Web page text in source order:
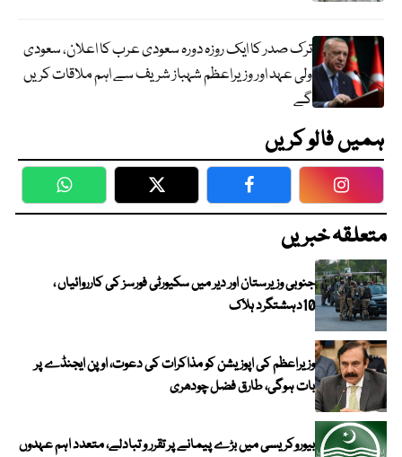
ترک صدر کا ایک روزہ دورہ سعودی عرب کا اعلان، سعودی
ولی عہد اور وزیراعظم شہباز شریف سے اہم ملاقات کریں
گے
ہمیں فالو کریں
WhatsApp Twitter Facebook
متعلقہ خبریں
جنوبی وزیرستان اور دیر میں سکیورٹی فورسز کی کارروائیاں ،
10دہشتگرد ہلاک
وزیراعظم کی اپوزیشن کو مذاکرات کی دعوت، اوپن ایجنڈے پر
بات ہوگی، طارق فضل چودھری
بیوروکریسی میں بڑے پیمانے پر تقرر و تبادلے، متعدد اہم عہدوں